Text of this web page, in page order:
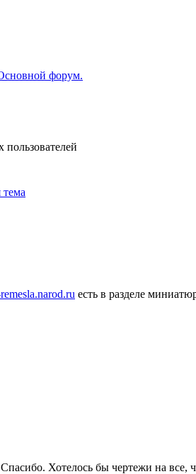
форум.
есть в разделе
Хотелось бы чертежи на все,